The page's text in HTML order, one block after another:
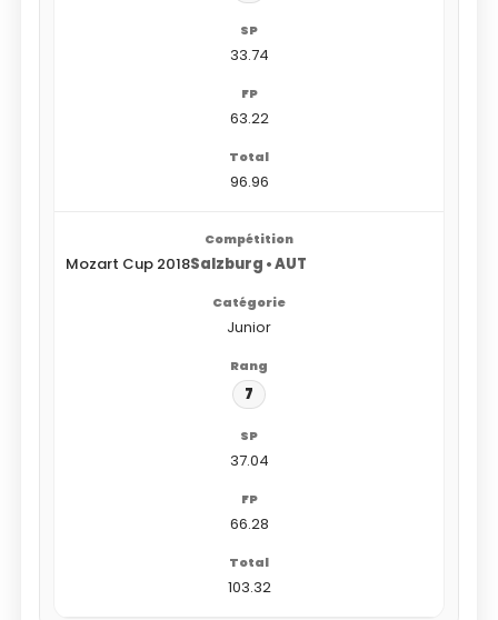
33.74
63.22
96.96
Mozart Cup 2018Salzburg • AUT
Junior
7
37.04
66.28
103.32